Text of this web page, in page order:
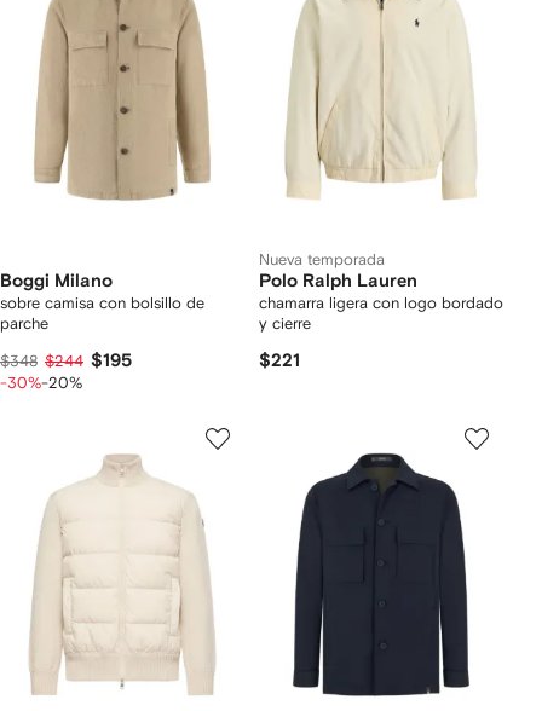
Boggi Milano
sobre camisa con bolsillo de
parche
$348 $244 $195
-30%-20%
Nueva temporada
Polo Ralph Lauren
chamarra ligera con logo bordado
y cierre
$221